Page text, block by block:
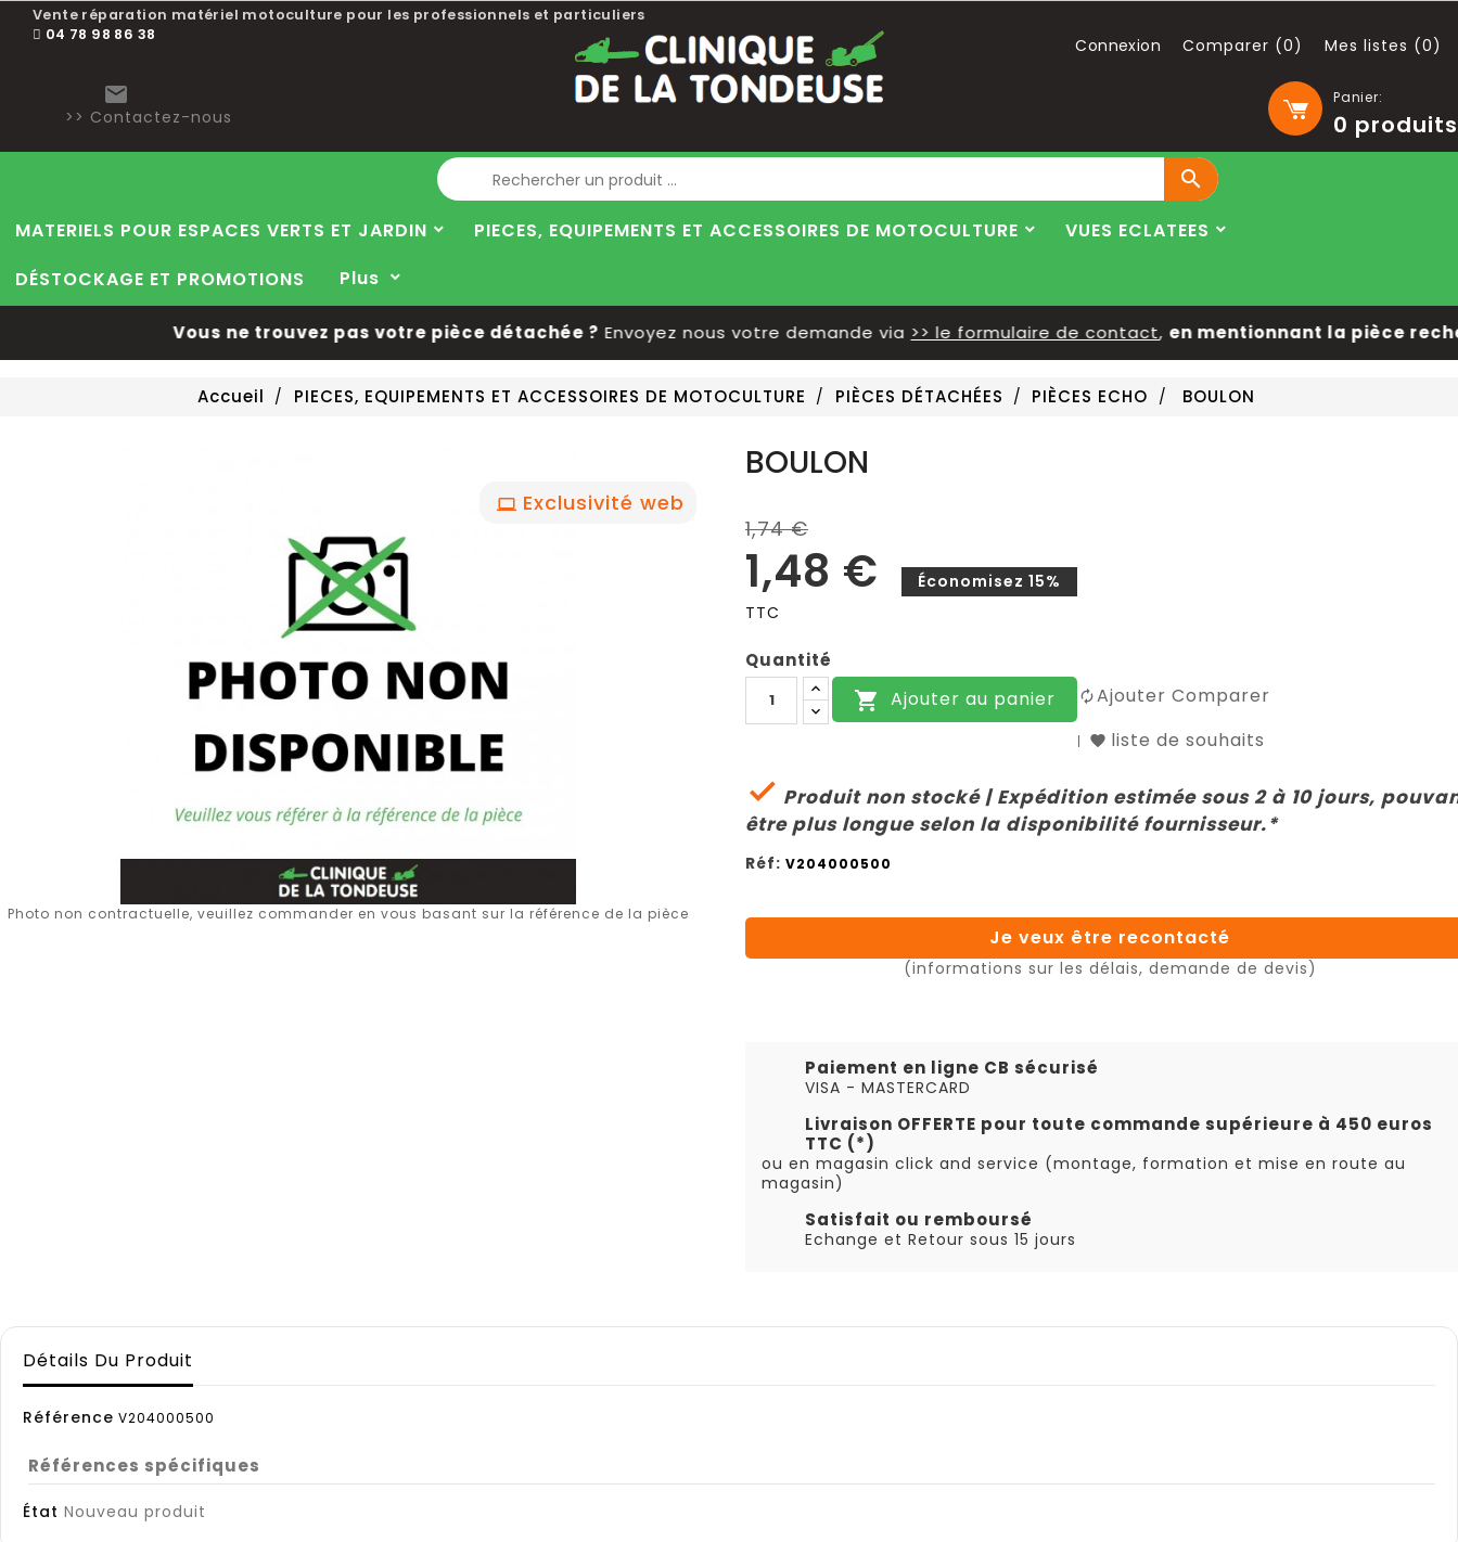
Vente réparation matériel motoculture pour les professionnels et particuliers
04 78 98 86 38
Panier:
0 produits

>> Contactez-nous
Connexion Comparer (0) Mes listes (0)
Blog

MATERIELS POUR ESPACES VERTS ET JARDIN PIECES, EQUIPEMENTS ET ACCESSOIRES DE MOTOCULTURE
VUES ECLATEES
DÉSTOCKAGE ET PROMOTIONS
Plus
Vous ne trouvez pas votre pièce détachée ?Envoyez nous votre demande via>> le formulaire de contact,en mentionnant la pièce
Accueil PIECES, EQUIPEMENTS ET ACCESSOIRES DE MOTOCULTURE PIÈCES DÉTACHÉES PIÈCES ECHO BOULON
Exclusivité web
Photo non contractuelle, veuillez commander en vous basant sur la référence de la pièce
BOULON
1,74 €
1,48 €
Économisez 15%
TTC
Quantité
 Ajouter au panier
Ajouter Comparer
liste de souhaits
 Produit non stocké | Expédition estimée sous 2 à 10 jours,
être plus longue selon la disponibilité fournisseur.*
Réf: V204000500
Je veux être recontacté
(informations sur les délais, demande de devis)
Paiement en ligne CB sécurisé
VISA - MASTERCARD
Livraison OFFERTE pour toute commande supérieure à 450 euros
TTC (*)
ou en magasin click and service (montage, formation et mise en route au
magasin)
Satisfait ou remboursé
Echange et Retour sous 15 jours
Détails Du Produit
Référence V204000500
Références spécifiques
État Nouveau produit